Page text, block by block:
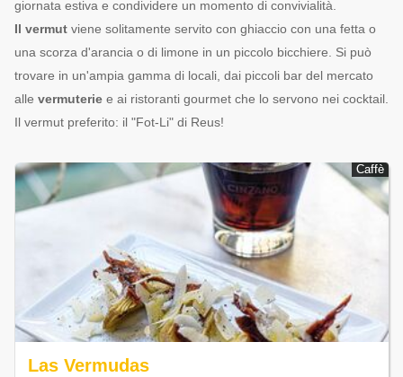
giornata estiva e condividere un momento di convivialità.
Il vermut viene solitamente servito con ghiaccio con una fetta o
una scorza d'arancia o di limone in un piccolo bicchiere. Si può
trovare in un'ampia gamma di locali, dai piccoli bar del mercato
alle vermuterie e ai ristoranti gourmet che lo servono nei cocktail.
Il vermut preferito: il "Fot-Li" di Reus!
Caffè
Caffè
Las Vermudas